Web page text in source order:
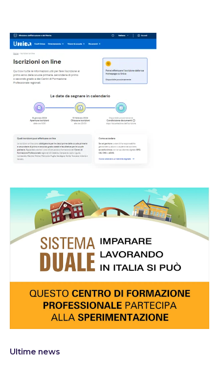
Ultime news